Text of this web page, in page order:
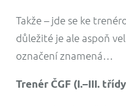
Takže – jde se ke
důležité je ale aspoň
označení znamená…
Trenér ČGF (I.–III.